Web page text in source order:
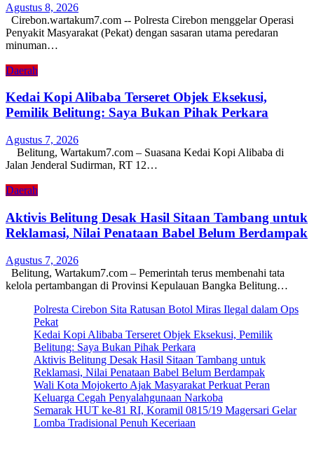
Agustus 8, 2026
Cirebon.wartakum7.com -- Polresta Cirebon menggelar Operasi
Penyakit Masyarakat (Pekat) dengan sasaran utama peredaran
minuman…
Daerah
Kedai Kopi Alibaba Terseret Objek Eksekusi,
Pemilik Belitung: Saya Bukan Pihak Perkara
Agustus 7, 2026
Belitung, Wartakum7.com – Suasana Kedai Kopi Alibaba di
Jalan Jenderal Sudirman, RT 12…
Daerah
Aktivis Belitung Desak Hasil Sitaan Tambang untuk
Reklamasi, Nilai Penataan Babel Belum Berdampak
Agustus 7, 2026
Belitung, Wartakum7.com – Pemerintah terus membenahi tata
kelola pertambangan di Provinsi Kepulauan Bangka Belitung…
Polresta Cirebon Sita Ratusan Botol Miras Ilegal dalam Ops
Pekat
Kedai Kopi Alibaba Terseret Objek Eksekusi, Pemilik
Belitung: Saya Bukan Pihak Perkara
Aktivis Belitung Desak Hasil Sitaan Tambang untuk
Reklamasi, Nilai Penataan Babel Belum Berdampak
Wali Kota Mojokerto Ajak Masyarakat Perkuat Peran
Keluarga Cegah Penyalahgunaan Narkoba
Semarak HUT ke-81 RI, Koramil 0815/19 Magersari Gelar
Lomba Tradisional Penuh Keceriaan